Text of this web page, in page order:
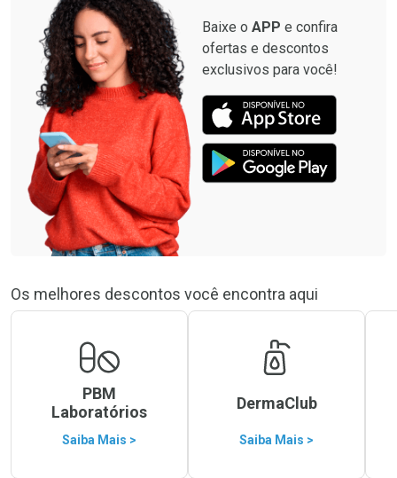
Baixe o APP e confira
ofertas e descontos
exclusivos para você!
Os melhores descontos você encontra aqui
PBM
Laboratórios
Saiba Mais >
DermaClub
Saiba Mais >